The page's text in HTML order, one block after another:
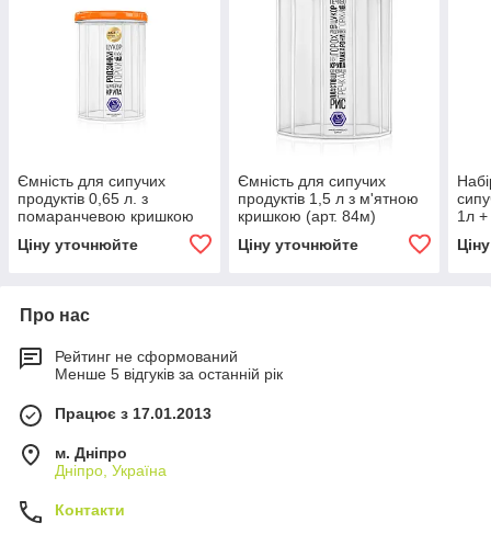
Ємність для сипучих
продуктів 0,65 л. з
помаранчевою кришкою
Ціну уточнюйте
Ємність для сипучих
продуктів 1,5 л з м'ятною
кришкою (арт. 84м)
Ціну уточнюйте
1л
Про нас
Рейтинг не сформований
Менше 5 відгуків за останній рік
Працює з 17.01.2013
м. Дніпро
Дніпро, Україна
Контакти